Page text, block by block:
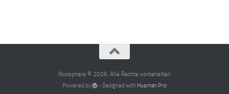
Noosphäre © 2026. Alle Rechte vorbehalten.
Powered by - Designed with Hueman Pro